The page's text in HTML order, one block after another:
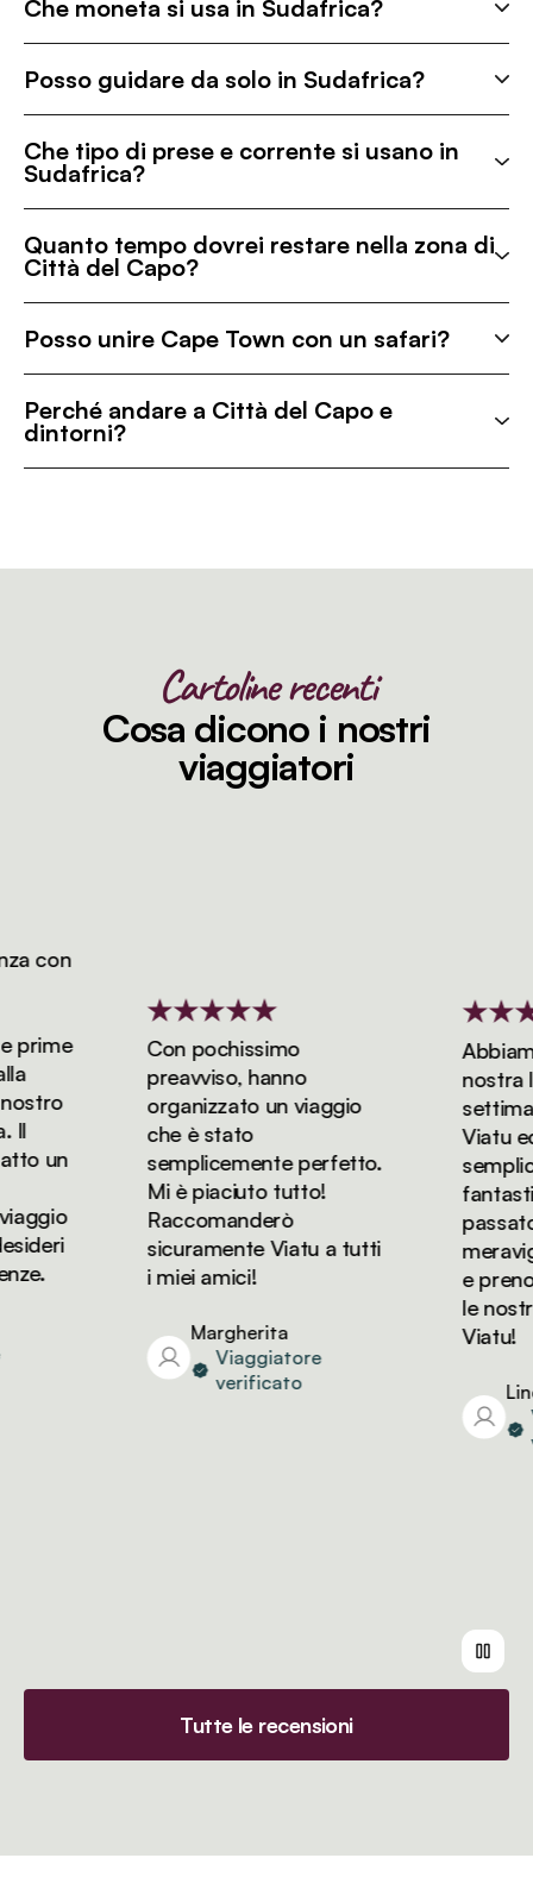
Che moneta si usa in Sudafrica?
Posso guidare da solo in Sudafrica?
Che tipo di prese e corrente si usano in
Sudafrica?
Quanto tempo dovrei restare nella zona di
Città del Capo?
Posso unire Cape Town con un safari?
Perché andare a Città del Capo e
dintorni?
Cartoline recenti
Cosa dicono i nostri
viaggiatori
con
un
Con pochissimo
preavviso, hanno
organizzato un viaggio
che è stato
semplicemente perfetto.
Mi è piaciuto tutto!
Raccomanderò
sicuramente Viatu a tutti
i miei amici!
Margherita
Viaggiatore
verificato
nostra
Viatu ed
passato
e
le
Viatu!
Linda
Tutte le recensioni